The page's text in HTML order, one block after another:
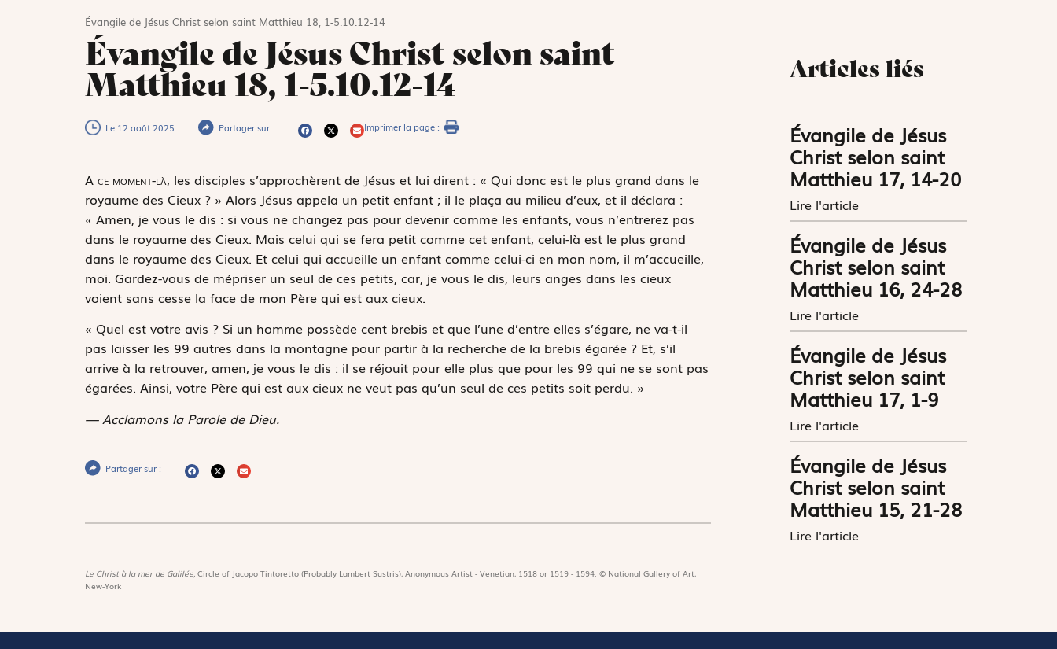
Évangile de Jésus Christ selon saint Matthieu 18, 1-5.10.12-14
Évangile de Jésus Christ selon saint
Matthieu 18, 1-5.10.12-14
Le 12 août 2025 Partager sur : Imprimer la page :
A ce moment-là, les disciples s’approchèrent de Jésus et lui dirent : « Qui donc est le plus grand dans le
royaume des Cieux ? » Alors Jésus appela un petit enfant ; il le plaça au milieu d’eux, et il déclara :
« Amen, je vous le dis : si vous ne changez pas pour devenir comme les enfants, vous n’entrerez pas
dans le royaume des Cieux. Mais celui qui se fera petit comme cet enfant, celui-là est le plus grand
dans le royaume des Cieux. Et celui qui accueille un enfant comme celui-ci en mon nom, il m’accueille,
moi. Gardez-vous de mépriser un seul de ces petits, car, je vous le dis, leurs anges dans les cieux
voient sans cesse la face de mon Père qui est aux cieux.
« Quel est votre avis ? Si un homme possède cent brebis et que l’une d’entre elles s’égare, ne va-t-il
pas laisser les 99 autres dans la montagne pour partir à la recherche de la brebis égarée ? Et, s’il
arrive à la retrouver, amen, je vous le dis : il se réjouit pour elle plus que pour les 99 qui ne se sont pas
égarées. Ainsi, votre Père qui est aux cieux ne veut pas qu’un seul de ces petits soit perdu. »
— Acclamons la Parole de Dieu.
Partager sur :
Le Christ à la mer de Galilée, Circle of Jacopo Tintoretto (Probably Lambert Sustris), Anonymous Artist - Venetian, 1518 or 1519 - 1594. © National Gallery of Art,
New-York
Articles liés
Évangile de Jésus
Christ selon saint
Matthieu 17, 14-20
Lire l'article
Évangile de Jésus
Christ selon saint
Matthieu 16, 24-28
Lire l'article
Évangile de Jésus
Christ selon saint
Matthieu 17, 1-9
Lire l'article
Évangile de Jésus
Christ selon saint
Matthieu 15, 21-28
Lire l'article